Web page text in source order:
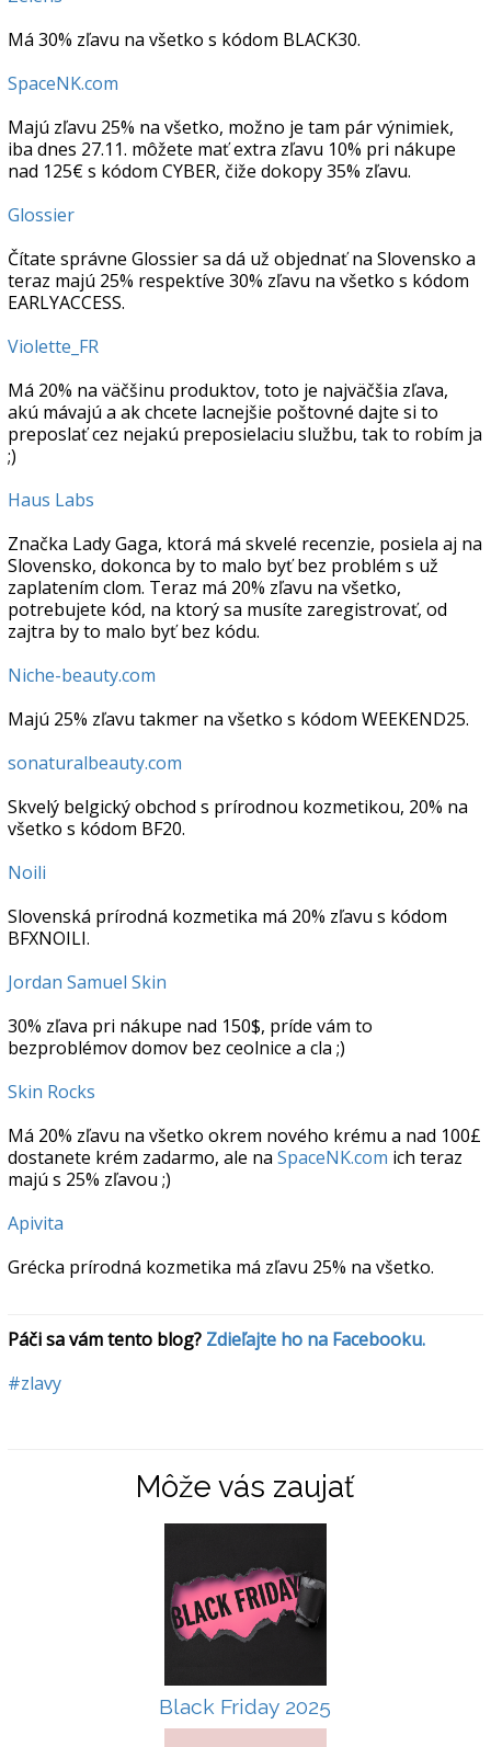
Má 30% zľavu na všetko s kódom BLACK30.
SpaceNK.com
Majú zľavu 25% na všetko, možno je tam pár výnimiek,
iba dnes 27.11. môžete mať extra zľavu 10% pri nákupe
nad 125€ s kódom CYBER, čiže dokopy 35% zľavu.
Glossier
Čítate správne Glossier sa dá už objednať na Slovensko a
teraz majú 25% respektíve 30% zľavu na všetko s kódom
EARLYACCESS.
Violette_FR
Má 20% na väčšinu produktov, toto je najväčšia zľava,
akú mávajú a ak chcete lacnejšie poštovné dajte si to
preposlať cez nejakú preposielaciu službu, tak to robím ja
;)
Haus Labs
Značka Lady Gaga, ktorá má skvelé recenzie, posiela aj na
Slovensko, dokonca by to malo byť bez problém s už
zaplatením clom. Teraz má 20% zľavu na všetko,
potrebujete kód, na ktorý sa musíte zaregistrovať, od
zajtra by to malo byť bez kódu.
Niche-beauty.com
Majú 25% zľavu takmer na všetko s kódom WEEKEND25.
sonaturalbeauty.com
Skvelý belgický obchod s prírodnou kozmetikou, 20% na
všetko s kódom BF20.
Noili
Slovenská prírodná kozmetika má 20% zľavu s kódom
BFXNOILI.
Jordan Samuel Skin
30% zľava pri nákupe nad 150$, príde vám to
bezproblémov domov bez ceolnice a cla ;)
Skin Rocks
Má 20% zľavu na všetko okrem nového krému a nad 100£
dostanete krém zadarmo, ale na SpaceNK.com ich teraz
majú s 25% zľavou ;)
Apivita
Grécka prírodná kozmetika má zľavu 25% na všetko.
Páči sa vám tento blog? Zdieľajte ho na Facebooku.
#zlavy
Môže vás zaujať
Black Friday 2025